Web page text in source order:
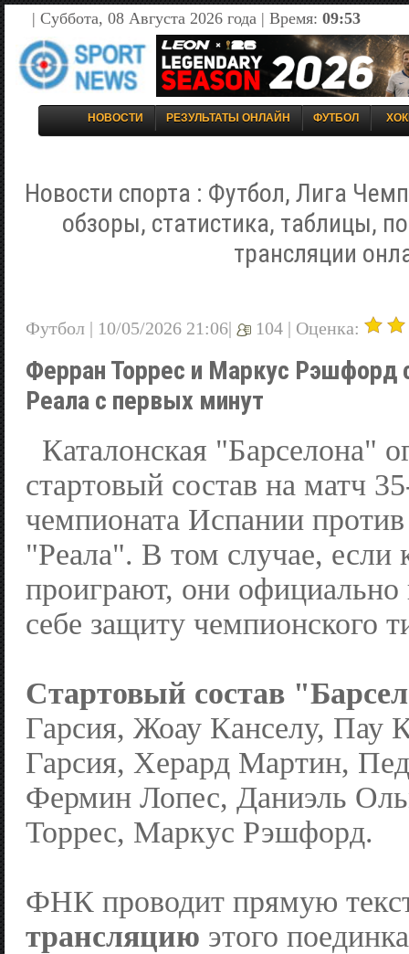
| Суббота, 08 Августа 2026 года | Время: 09:53
НОВОСТИ РЕЗУЛЬТАТЫ ОНЛАЙН ФУТБОЛ
Новости спорта : Футбол, Лига
обзоры, статистика, таблицы,
трансляции
Футбол | 10/05/2026 21:06| 104 | Оценка:
Ферран Торрес и Маркус Рэшфорд
Реала с первых минут
Каталонская "Барселона"
стартовый состав на матч
чемпионата Испании
"Реала". В том случае, если
проиграют, они официально
себе защиту чемпионского
Стартовый состав
Гарсия, Жоау Канселу, Пау
Гарсия, Херард Мартин,
Фермин Лопес, Даниэль
Торрес, Маркус Рэшфорд.
ФНК проводит прямую
трансляцию этого